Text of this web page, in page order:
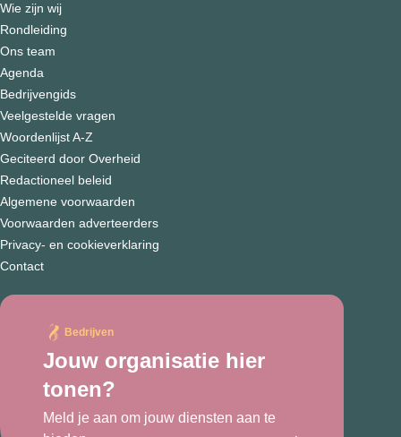
Wie zijn wij
Rondleiding
Ons team
Agenda
Bedrijvengids
Veelgestelde vragen
Woordenlijst A-Z
Geciteerd door Overheid
Redactioneel beleid
Algemene voorwaarden
Voorwaarden adverteerders
Privacy- en cookieverklaring
Contact
Bedrijven
Jouw organisatie hier
tonen?
Meld je aan om jouw diensten aan te